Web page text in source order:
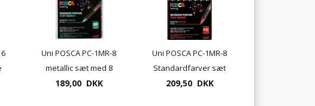
Uni POSCA PC-1MR-8
metallic sæt med 8
penne
189,00 DKK
Uni POSCA PC-1MR-8
Standardfarver sæt
med 8 penne
209,50 DKK